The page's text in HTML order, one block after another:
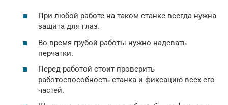
При любой работе на таком станке всегда нужна
защита для глаз.
Во время грубой работы нужно надевать
перчатки.
Перед работой стоит проверить
работоспособность станка и фиксацию всех его
частей.